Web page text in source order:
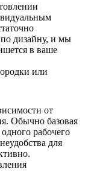
дизайну, и мы
в ваше
или
от
Обычно базовая
рабочего
для